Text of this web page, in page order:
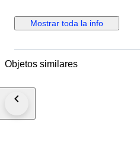
Mostrar toda la info
Objetos similares